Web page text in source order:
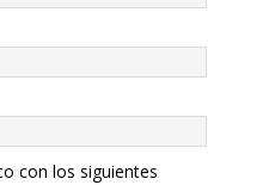
con los siguientes